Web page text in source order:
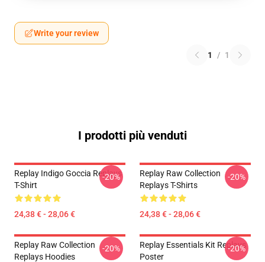
Write your review
1 / 1
I prodotti più venduti
Replay Indigo Goccia Replays
T-Shirt
24,38 € - 28,06 €
-20%
Replay Raw Collection
Replays T-Shirts
24,38 € - 28,06 €
-20%
Replay Raw Collection
Replays Hoodies
-20%
Replay Essentials Kit Replays
Poster
-20%